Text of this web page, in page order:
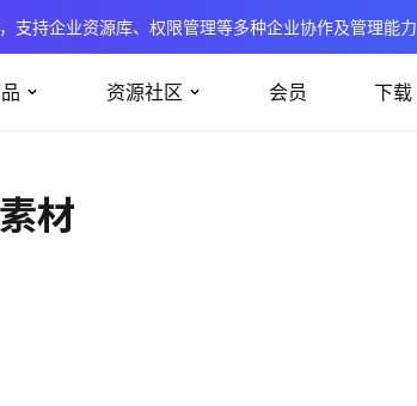
支持企业资源库、权限管理等多种企业协作及管理能力
资源社区 会员 下载
材